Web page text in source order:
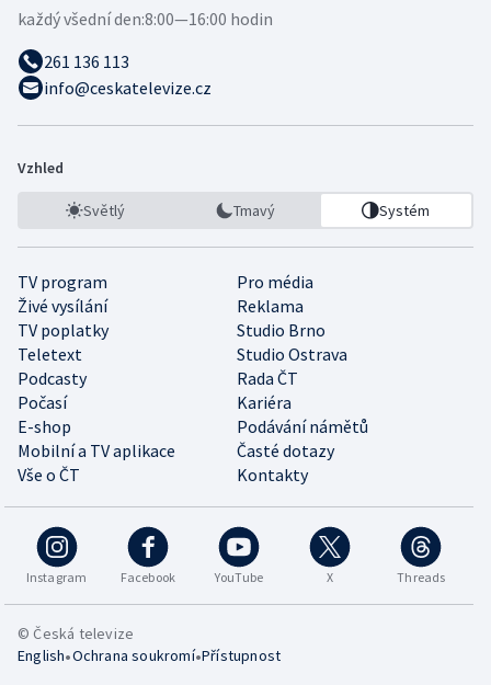
každý všední den:8:00—16:00 hodin
261 136 113
info@ceskatelevize.cz
Vzhled
Světlý Tmavý Systém
TV program
Pro média
Živé vysílání
Reklama
TV poplatky
Studio Brno
Teletext
Studio Ostrava
Podcasty
Rada ČT
Počasí
Kariéra
E-shop
Podávání námětů
Mobilní a TV aplikace
Časté dotazy
Vše o ČT
Kontakty
Instagram Facebook YouTube X Threads
© Česká televize
English•Ochrana soukromí•Přístupnost